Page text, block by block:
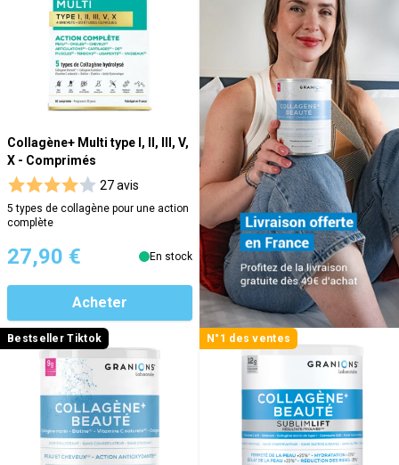
Collagène+ Multi type I, II, III, V,
X - Comprimés
27 avis
5 types de collagène pour une action
complète
27,90 € En stock
Acheter
Bestseller Tiktok N°1 des ventes